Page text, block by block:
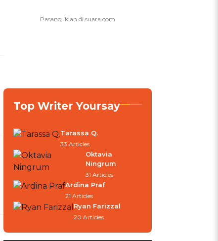
Top Writer Yoursay
Tarassa Q.
33 Articles
Oktavia
Ningrum
31 Articles
Ardina Praf
21 Articles
Ryan Farizzal
20 Articles